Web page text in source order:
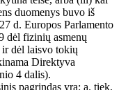
duomenys buvo iš
d. Europos Parlamento
dėl fizinių asmenų
ir dėl laisvo tokių
Direktyva
4 dalis).
pagrindas yra: a. tiek,